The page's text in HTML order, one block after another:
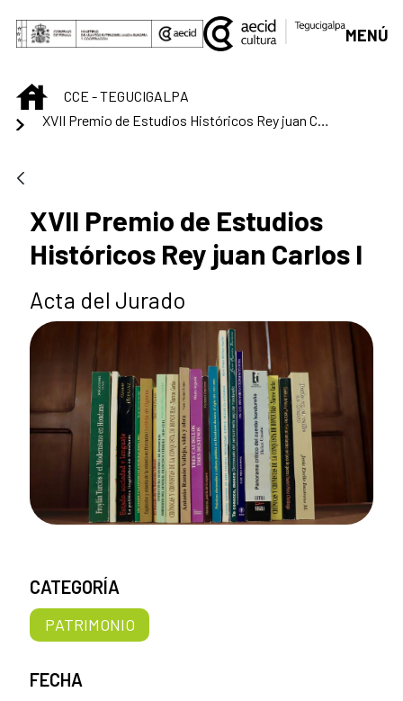
Saltar al contenido principal
MENÚ
INICIOCCE - TEGUCIGALPA
XVII Premio de Estudios Históricos Rey juan Carlos I
XVII Premio de Estudios
Históricos Rey juan Carlos I
Acta del Jurado
CATEGORÍA
PATRIMONIO
FECHA